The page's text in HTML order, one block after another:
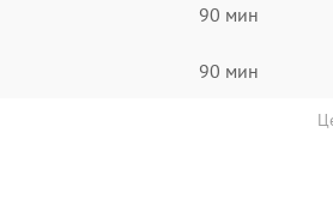
90 мин
90 мин